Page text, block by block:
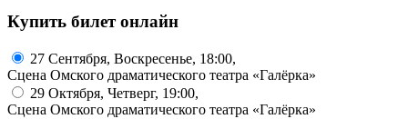
Купить билет онлайн
27 Сентября, Воскресенье, 18:00,
Сцена Омского драматического театра «Галёрка»
29 Октября, Четверг, 19:00,
Сцена Омского драматического театра «Галёрка»